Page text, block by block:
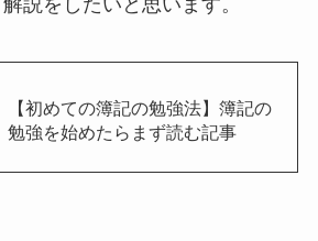
【初めての簿記の勉強法】簿記の
勉強を始めたらまず読む記事